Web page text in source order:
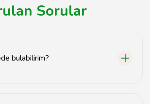
Sorular
bulabilirim?